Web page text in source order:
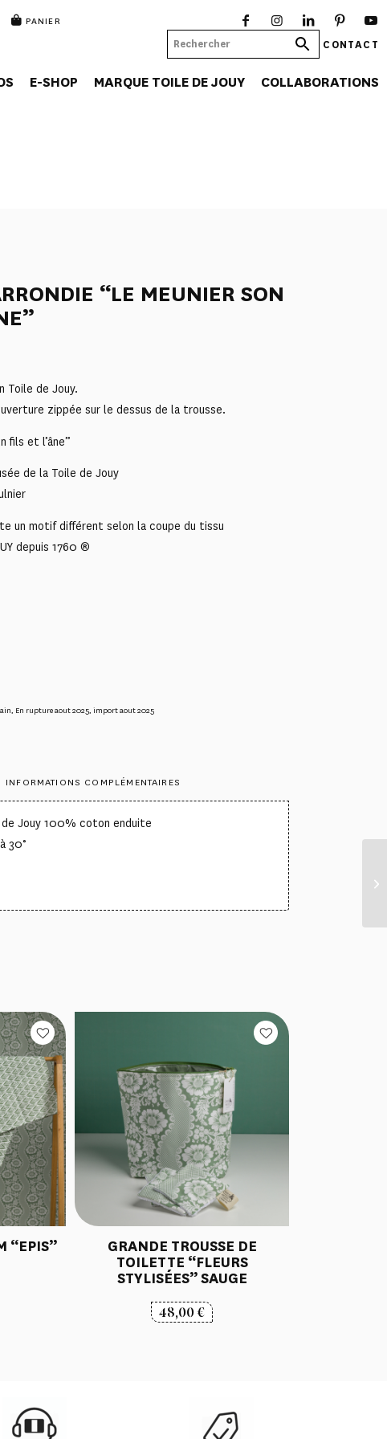
PANIER
CONTACT
E-SHOP MARQUE TOILE DE JOUY COLLABORATIONS
“LE MEUNIER SON
Toile de Jouy.
zippée sur le dessus de la trousse.
fils et l’âne”
de la Toile de Jouy
un motif différent selon la coupe du tissu
depuis 1760 ®
, En rupture aout 2025, import aout 2025
INFORMATIONS COMPLÉMENTAIRES
Jouy 100% coton enduite
30°
“EPIS”
GRANDE TROUSSE DE
TOILETTE “FLEURS
STYLISÉES” SAUGE
48,00€